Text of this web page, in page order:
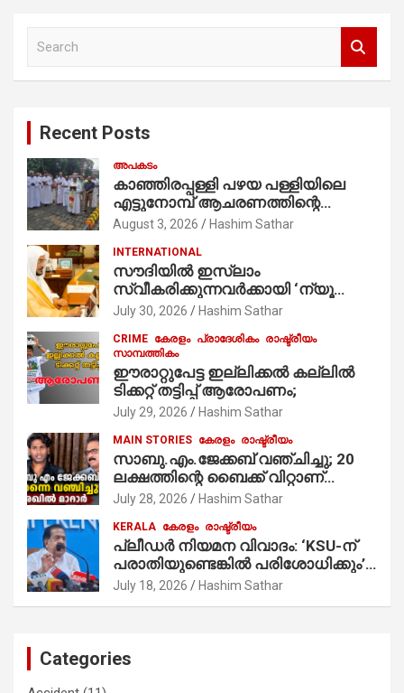
Recent Posts
അപകടം
കാഞ്ഞിരപ്പള്ളി പഴയ പള്ളിയിലെ
എട്ടുനോമ്പ് ആചരണത്തിന്റെ
ഭാഗമായുള്ള പന്തലിന്റെ കാൽനാട്ട്
കുര്യൻ താമരശ്ശേരി
നിർവഹിക്കുന്നു.
August 3, 2026 Hashim Sathar
INTERNATIONAL
സൗദിയില്‍ ഇസ്‌ലാം
സ്വീകരിക്കുന്നവര്‍ക്കായി ‘ന്യൂ
മുസ്ലിം’ ഡിജിറ്റല്‍ കാര്‍ഡ് സേവനം
July 30, 2026 Hashim Sathar
CRIME കേരളം പ്രാദേശികം രാഷ്ട്രീയം
സാമ്പത്തികം
ഈരാറ്റുപേട്ട ഇല്ലിക്കൽ കല്ലിൽ
ടിക്കറ്റ് തട്ടിപ്പ് ആരോപണം;
July 29, 2026 Hashim Sathar
MAIN STORIES കേരളം രാഷ്ട്രീയം
സാബു.എം.ജേക്കബ് വഞ്ചിച്ചു; 20
ലക്ഷത്തിന്റെ ബൈക്ക് വിറ്റാണ്
തൃക്കാക്കരയില്‍ മത്സരിച്ചത്!
മാത്രമാണ് ഉണ്ടായിരുന്നത്;
സാബുവിന്റേത് വ്യക്തിപരമായ
നേട്ടത്തിനുള്ള പാര്‍ട്ടി; ഇപ്പോള്‍
ഫോണ്‍ വിളിച്ചാല്‍ എടുക്കില്ല;
തിരഞ്ഞെടുപ്പിലെ ദുരനുഭവങ്ങള്‍
July 28, 2026 Hashim Sathar
KERALA കേരളം രാഷ്ട്രീയം
പ്ലീഡർ നിയമന വിവാദം: ‘KSU-ന്
പരാതിയുണ്ടെങ്കിൽ പരിശോധിക്കും’;
രമേശ് ചെന്നിത്തല
July 18, 2026 Hashim Sathar
Categories